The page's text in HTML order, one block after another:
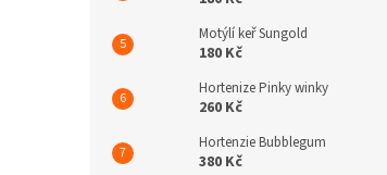
Motýlí keř Sungold
180 Kč
Hortenize Pinky winky
260 Kč
Hortenzie Bubblegum
380 Kč